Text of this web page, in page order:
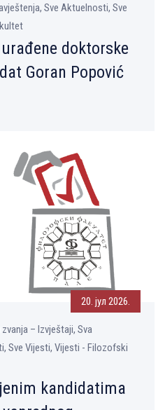
Sve Aktuelnosti, Sve
doktorske
Goran Popović
20. јул 2026.
zvanja – Izvještaji, Sva
Sve Vijesti, Vijesti - Filozofski
kandidatima